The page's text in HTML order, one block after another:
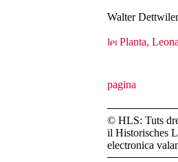
Walter Dettwiler
Planta,
© HLS: Tuts
il Historisches
electronica